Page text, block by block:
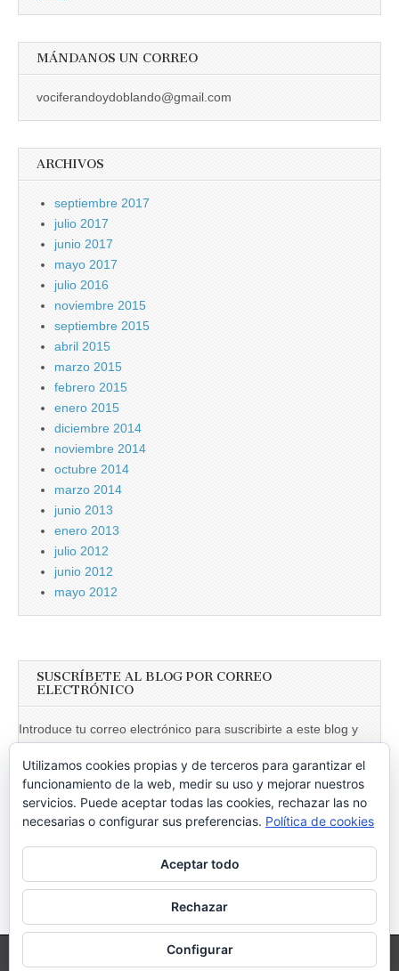
MÁNDANOS UN CORREO
vociferandoydoblando@gmail.com
ARCHIVOS
septiembre 2017
julio 2017
junio 2017
mayo 2017
julio 2016
noviembre 2015
septiembre 2015
abril 2015
marzo 2015
febrero 2015
enero 2015
diciembre 2014
noviembre 2014
octubre 2014
marzo 2014
junio 2013
enero 2013
julio 2012
junio 2012
mayo 2012
SUSCRÍBETE AL BLOG POR CORREO
ELECTRÓNICO
Introduce tu correo electrónico para suscribirte a este blog y
Dirección
de
email
Únete a otros 246 suscriptores
Vociferando . All Rights Reserved.
Utilizamos cookies propias y de terceros para garantizar el
funcionamiento de la web, medir su uso y mejorar nuestros
servicios. Puede aceptar todas las cookies, rechazar las no
necesarias o configurar sus preferencias. Política de cookies
Aceptar todo
Rechazar
Configurar